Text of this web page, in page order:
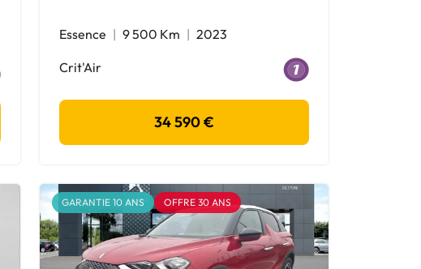
Essence 9 500 Km 2023
Crit'Air
34 590 €
GARANTIE 10 ANS OFFRE 30 ANS